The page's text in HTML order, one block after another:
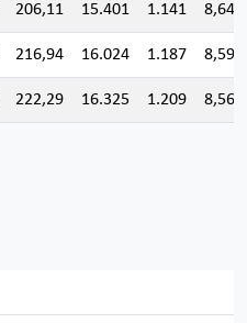
206,11 15.401 1.141 8,644
216,94 16.024 1.187 8,594
222,29 16.325 1.209 8,569